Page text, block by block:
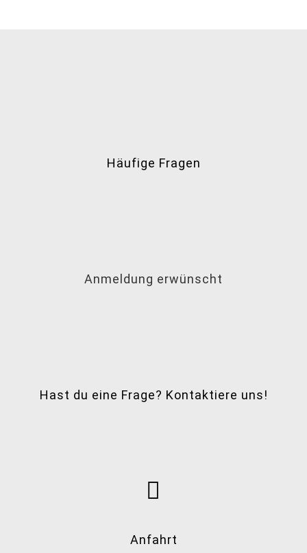
Häufige Fragen
Anmeldung erwünscht
Hast du eine Frage? Kontaktiere uns!
Anfahrt